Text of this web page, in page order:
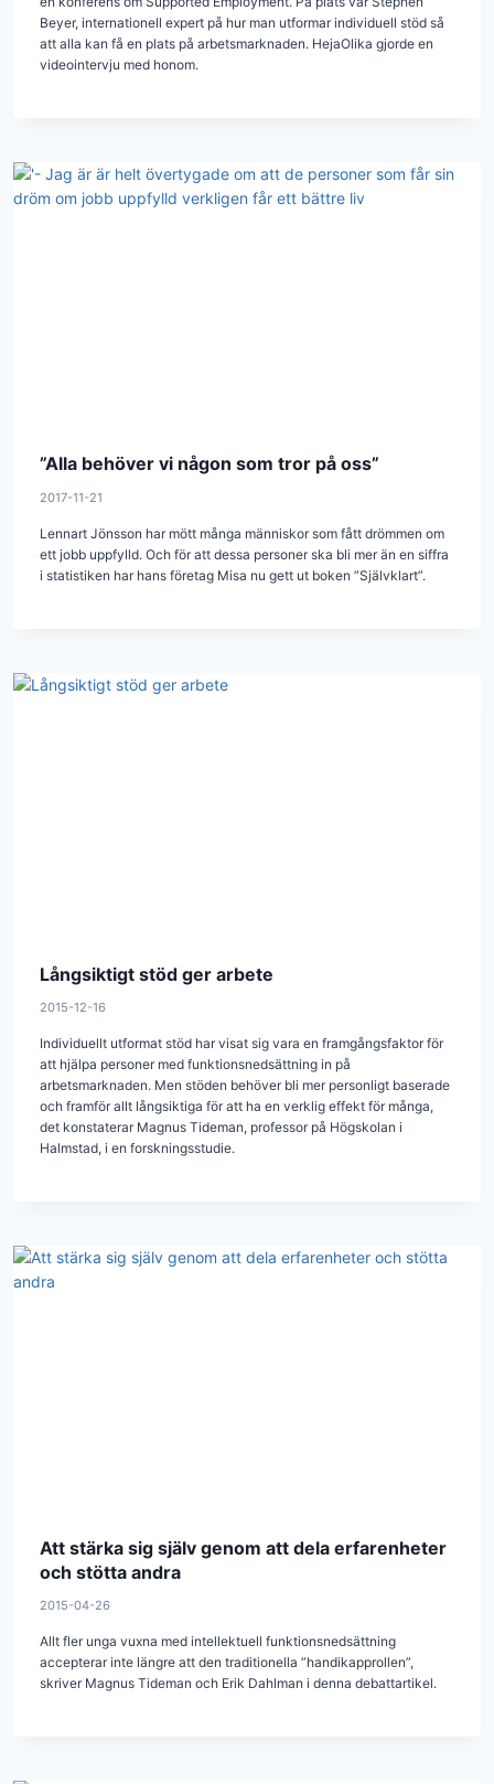
Beyer, internationell expert på hur man utformar individuell stöd så
att alla kan få en plats på arbetsmarknaden. HejaOlika gjorde en
videointervju med honom.
”Alla behöver vi någon som tror på oss”
2017-11-21
Lennart Jönsson har mött många människor som fått drömmen om
ett jobb uppfylld. Och för att dessa personer ska bli mer än en siffra
i statistiken har hans företag Misa nu gett ut boken ”Självklart”.
Långsiktigt stöd ger arbete
2015-12-16
Individuellt utformat stöd har visat sig vara en framgångsfaktor för
att hjälpa personer med funktionsnedsättning in på
arbetsmarknaden. Men stöden behöver bli mer personligt baserade
och framför allt långsiktiga för att ha en verklig effekt för många,
det konstaterar Magnus Tideman, professor på Högskolan i
Halmstad, i en forskningsstudie.
Att stärka sig själv genom att dela erfarenheter
och stötta andra
2015-04-26
Allt fler unga vuxna med intellektuell funktionsnedsättning
accepterar inte längre att den traditionella ”handikapprollen”,
skriver Magnus Tideman och Erik Dahlman i denna debattartikel.